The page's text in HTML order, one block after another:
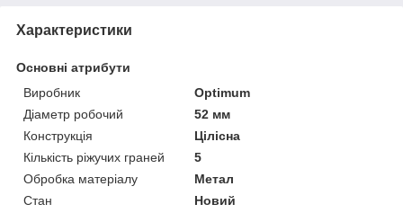
Характеристики
Основні атрибути
Виробник
Optimum
Діаметр робочий
52 мм
Конструкція
Цілісна
Кількість ріжучих граней
5
Обробка матеріалу
Метал
Стан
Новий